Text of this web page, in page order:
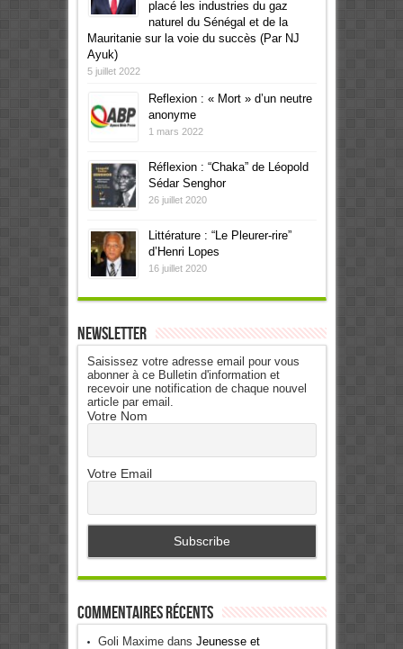
placé les industries du gaz
naturel du Sénégal et de la
Mauritanie sur la voie du succès (Par NJ
Ayuk)
5 juillet 2022
Reflexion : « Mort » d’un neutre
anonyme
1 mars 2022
Réflexion : “Chaka” de Léopold
Sédar Senghor
26 juillet 2020
Littérature : “Le Pleurer-rire”
d’Henri Lopes
16 juillet 2020
Newsletter
Saisissez votre adresse email pour vous
abonner à ce Bulletin d'information et
recevoir une notification de chaque nouvel
article par email.
Votre Nom
Votre Email
Commentaires récents
Goli Maximedans Jeunesse et